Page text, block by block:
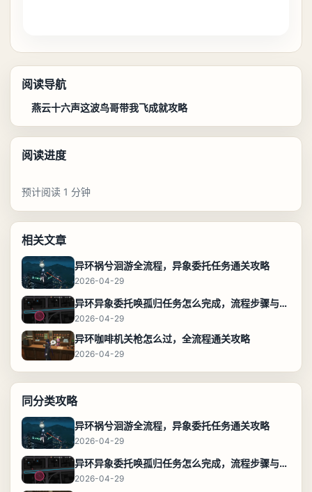
阅读导航
燕云十六声这波鸟哥带我飞成就攻略
阅读进度
预计阅读 1 分钟
相关文章
异环祸兮洄游全流程，异象委托任务通关攻略
2026-04-29
异环异象委托唤孤归任务怎么完成，流程步骤与位置攻略
2026-04-29
异环咖啡机关枪怎么过，全流程通关攻略
2026-04-29
同分类攻略
异环祸兮洄游全流程，异象委托任务通关攻略
2026-04-29
异环异象委托唤孤归任务怎么完成，流程步骤与位置攻略
2026-04-29